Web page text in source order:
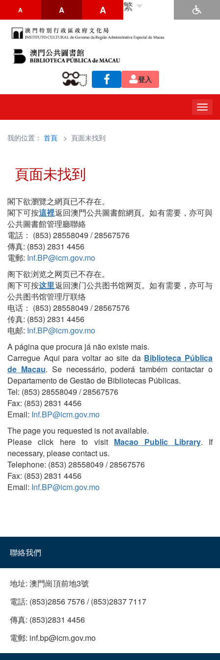
A A A 繁
登入
我的位置： 首頁 > 頁面未找到
頁面未找到
閣下欲瀏覽之網頁已不存在。
閣下可按這裡返回澳門公共圖書館網頁。如有需要，亦可與
公共圖書館管理廳聯絡
電話： (853) 28558049 / 28567576
傳真: (853) 2831 4456
電郵: Inf.BP@icm.gov.mo
阁下欲浏览之网页已不存在。
阁下可按这里返回澳门公共图书馆网页。如有需要，亦可与
公共图书馆管理厅联络
电话： (853) 28558049 / 28567576
传真: (853) 2831 4456
电邮: Inf.BP@icm.gov.mo
A página que procura já não existe mais.
Carregue Aqui para voltar ao site da Biblioteca Pública
de Macau. Se necessário, poderá também contactar o
Departamento de Gestão de Bibliotecas Públicas.
Tel: (853) 28558049 / 28567576
Fax: (853) 2831 4456
Email: Inf.BP@icm.gov.mo
The page you requested is not available.
Please click here to visit Macao Public Library. If
necessary, please contact us.
Telephone: (853) 28558049 / 28567576
Fax: (853) 2831 4456
Email: Inf.BP@icm.gov.mo
聯絡我們
地址: 澳門崗頂前地3號
電話: (853)2856 7576 / (853)2837 7117
傳真: (853)2831 4456
電郵: inf.bp@icm.gov.mo